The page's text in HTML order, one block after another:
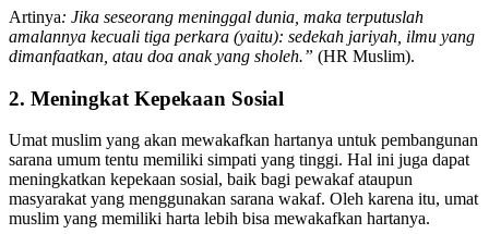
Artinya: Jika seseorang meninggal dunia, maka terputuslah
amalannya kecuali tiga perkara (yaitu): sedekah jariyah, ilmu yang
dimanfaatkan, atau doa anak yang sholeh.” (HR Muslim).
2. Meningkat Kepekaan Sosial
Umat muslim yang akan mewakafkan hartanya untuk pembangunan
sarana umum tentu memiliki simpati yang tinggi. Hal ini juga dapat
meningkatkan kepekaan sosial, baik bagi pewakaf ataupun
masyarakat yang menggunakan sarana wakaf. Oleh karena itu, umat
muslim yang memiliki harta lebih bisa mewakafkan hartanya.